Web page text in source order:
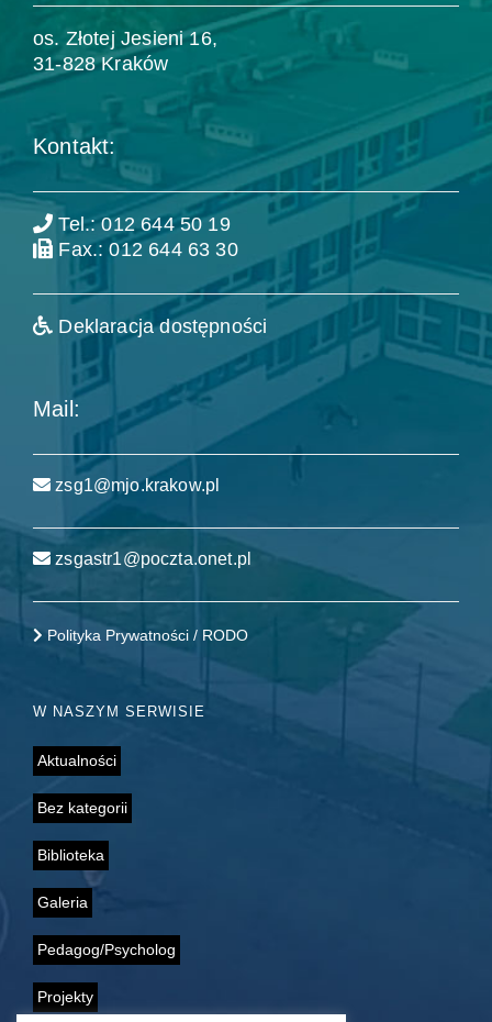
os. Złotej Jesieni 16,
31-828 Kraków
Kontakt:
Tel.: 012 644 50 19
Fax.: 012 644 63 30
Deklaracja dostępności
Mail:
zsg1@mjo.krakow.pl
zsgastr1@poczta.onet.pl
Polityka Prywatności / RODO
W NASZYM SERWISIE
Aktualności
Bez kategorii
Biblioteka
Galeria
Pedagog/Psycholog
Projekty